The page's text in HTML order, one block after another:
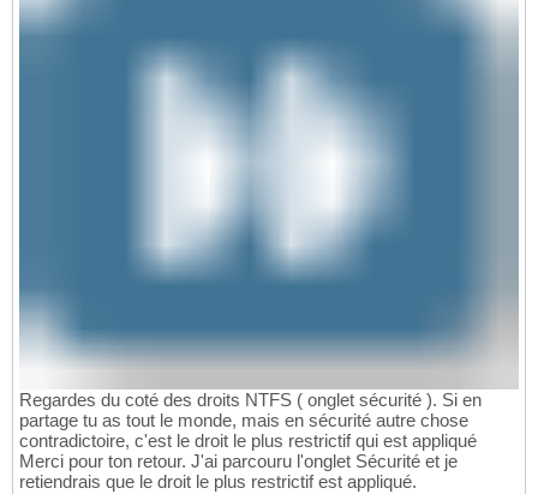
Regardes du coté des droits NTFS ( onglet sécurité ). Si en
partage tu as tout le monde, mais en sécurité autre chose
contradictoire, c'est le droit le plus restrictif qui est appliqué
Merci pour ton retour. J'ai parcouru l'onglet Sécurité et je
retiendrais que le droit le plus restrictif est appliqué.